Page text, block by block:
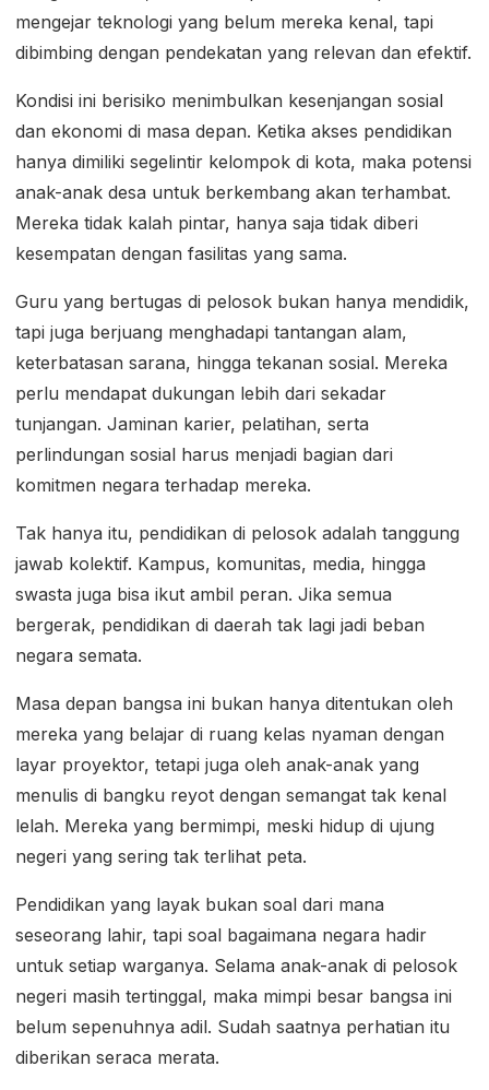
mengejar teknologi yang belum mereka kenal, tapi
dibimbing dengan pendekatan yang relevan dan efektif.
Kondisi ini berisiko menimbulkan kesenjangan sosial
dan ekonomi di masa depan. Ketika akses pendidikan
hanya dimiliki segelintir kelompok di kota, maka potensi
anak-anak desa untuk berkembang akan terhambat.
Mereka tidak kalah pintar, hanya saja tidak diberi
kesempatan dengan fasilitas yang sama.
Guru yang bertugas di pelosok bukan hanya mendidik,
tapi juga berjuang menghadapi tantangan alam,
keterbatasan sarana, hingga tekanan sosial. Mereka
perlu mendapat dukungan lebih dari sekadar
tunjangan. Jaminan karier, pelatihan, serta
perlindungan sosial harus menjadi bagian dari
komitmen negara terhadap mereka.
Tak hanya itu, pendidikan di pelosok adalah tanggung
jawab kolektif. Kampus, komunitas, media, hingga
swasta juga bisa ikut ambil peran. Jika semua
bergerak, pendidikan di daerah tak lagi jadi beban
negara semata.
Masa depan bangsa ini bukan hanya ditentukan oleh
mereka yang belajar di ruang kelas nyaman dengan
layar proyektor, tetapi juga oleh anak-anak yang
menulis di bangku reyot dengan semangat tak kenal
lelah. Mereka yang bermimpi, meski hidup di ujung
negeri yang sering tak terlihat peta.
Pendidikan yang layak bukan soal dari mana
seseorang lahir, tapi soal bagaimana negara hadir
untuk setiap warganya. Selama anak-anak di pelosok
negeri masih tertinggal, maka mimpi besar bangsa ini
belum sepenuhnya adil. Sudah saatnya perhatian itu
diberikan seraca merata.